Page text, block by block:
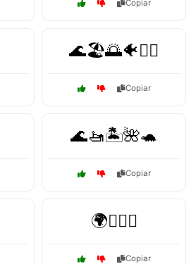
Copiar
🌊🏖️🌅🐠🏄‍♀️
Copiar
🌊🚤🏝️🌺🐢
Copiar
🌍🏄‍♀️🌞
Copiar